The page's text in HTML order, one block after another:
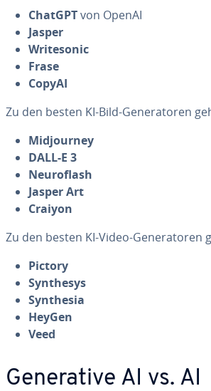
ChatGPTvon OpenAI
Jasper
Wri­te­so­nic
Frase
CopyAI
Zu den besten KI-Bild-Ge­ne­ra­to­ren
Mid­jour­ney
DALL-E 3
Neu­ro­flash
Jasper Art
Craiyon
Zu den besten KI-Video-Ge­ne­ra­to­ren
Pictory
Synthesys
Synthesia
HeyGen
Veed
Ge­ne­ra­ti­ve AI vs. AI